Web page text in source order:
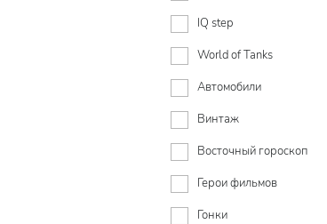
IQ step
World of Tanks
Автомобили
Винтаж
Восточный гороскоп
Герои фильмов
Гонки